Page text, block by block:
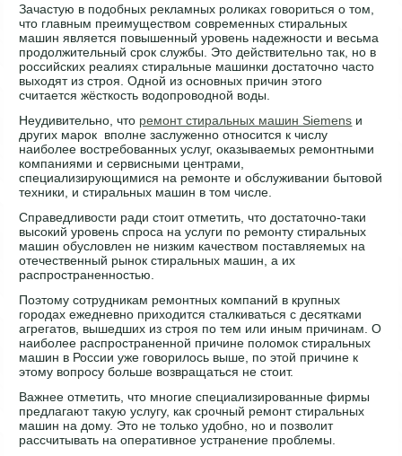
Зачастую в подобных рекламных роликах говориться о том,
что главным преимуществом современных стиральных
машин является повышенный уровень надежности и весьма
продолжительный срок службы. Это действительно так, но в
российских реалиях стиральные машинки достаточно часто
выходят из строя. Одной из основных причин этого
считается жёсткость водопроводной воды.
Неудивительно, что ремонт стиральных машин Siemens и
других марок вполне заслуженно относится к числу
наиболее востребованных услуг, оказываемых ремонтными
компаниями и сервисными центрами,
специализирующимися на ремонте и обслуживании бытовой
техники, и стиральных машин в том числе.
Справедливости ради стоит отметить, что достаточно-таки
высокий уровень спроса на услуги по ремонту стиральных
машин обусловлен не низким качеством поставляемых на
отечественный рынок стиральных машин, а их
распространенностью.
Поэтому сотрудникам ремонтных компаний в крупных
городах ежедневно приходится сталкиваться с десятками
агрегатов, вышедших из строя по тем или иным причинам. О
наиболее распространенной причине поломок стиральных
машин в России уже говорилось выше, по этой причине к
этому вопросу больше возвращаться не стоит.
Важнее отметить, что многие специализированные фирмы
предлагают такую услугу, как срочный ремонт стиральных
машин на дому. Это не только удобно, но и позволит
рассчитывать на оперативное устранение проблемы.